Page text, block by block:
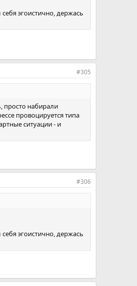
эгоистично, держась
#305
просто набирали
провоцируется типа
ситуации - и
#306
эгоистично, держась